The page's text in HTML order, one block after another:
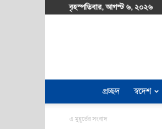
বৃহস্পতিবার, আগস্ট ৬, ২০২৬
প্রচ্ছদ স্বদেশ
এ মুহূর্তের সংবাদ